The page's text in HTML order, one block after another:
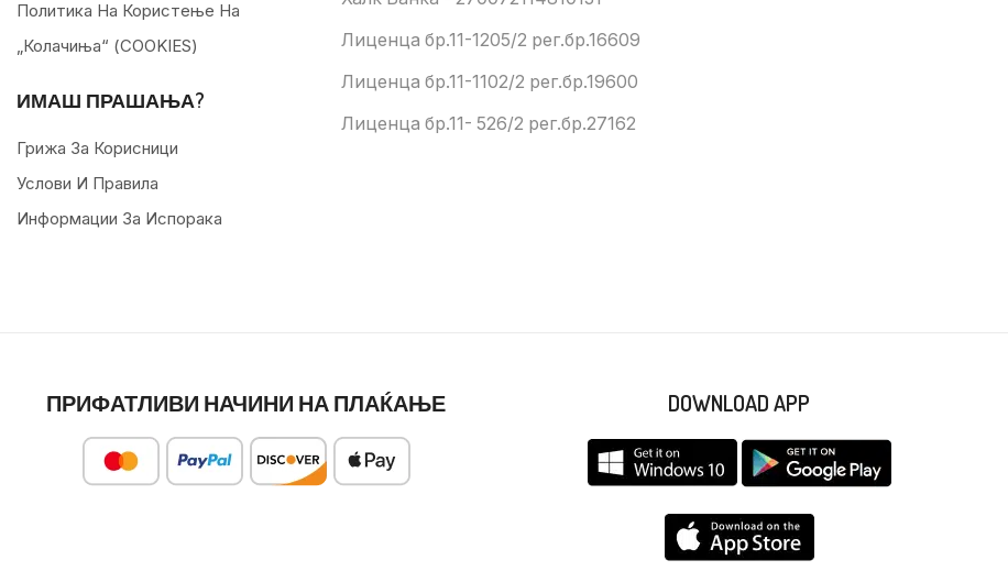
Политика На Користење На
„колачиња“ (COOKIES)
ИМАШ ПРАШАЊА?
Грижа За Корисници
Услови И Правила
Информации За Испорака
Лиценца бр.11-1205/2 рег.бр.16609
Лиценца бр.11-1102/2 рег.бр.19600
Лиценца бр.11- 526/2 рег.бр.27162
ПРИФАТЛИВИ НАЧИНИ НА ПЛАЌАЊЕ DOWNLOAD APP